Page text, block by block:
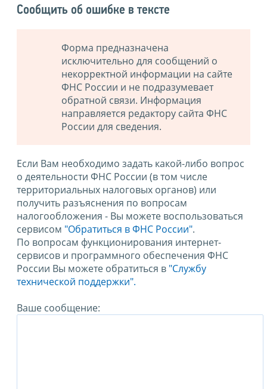
Сообщить об ошибке в тексте
Форма предназначена
исключительно для сообщений о
некорректной информации на сайте
ФНС России и не подразумевает
обратной связи. Информация
направляется редактору сайта ФНС
России для сведения.
Если Вам необходимо задать какой-либо вопрос
о деятельности ФНС России (в том числе
территориальных налоговых органов) или
получить разъяснения по вопросам
налогообложения - Вы можете воспользоваться
сервисом "Обратиться в ФНС России".
По вопросам функционирования интернет-
сервисов и программного обеспечения ФНС
России Вы можете обратиться в "Службу
технической поддержки".
Ваше сообщение: